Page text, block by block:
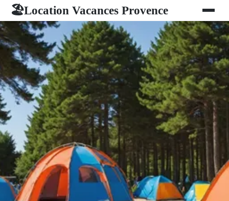
🏖Location Vacances Provence